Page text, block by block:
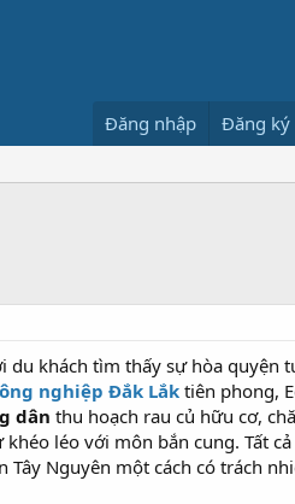
Đăng nhập Đăng ký
du khách tìm thấy sự hòa quyện
nghiệp Đắk Lắk tiên phong,
dân thu hoạch rau củ hữu cơ,
léo với môn bắn cung. Tất
Tây Nguyên một cách có trách